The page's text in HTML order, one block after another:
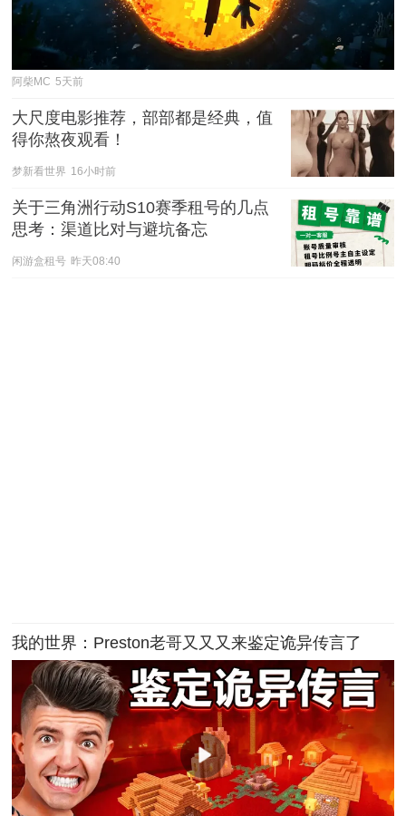
阿柴MC 5天前
大尺度电影推荐，部部都是经典，值
得你熬夜观看！
梦新看世界 16小时前
关于三角洲行动S10赛季租号的几点
思考：渠道比对与避坑备忘
闲游盒租号 昨天08:40
我的世界：Preston老哥又又又来鉴定诡异传言了